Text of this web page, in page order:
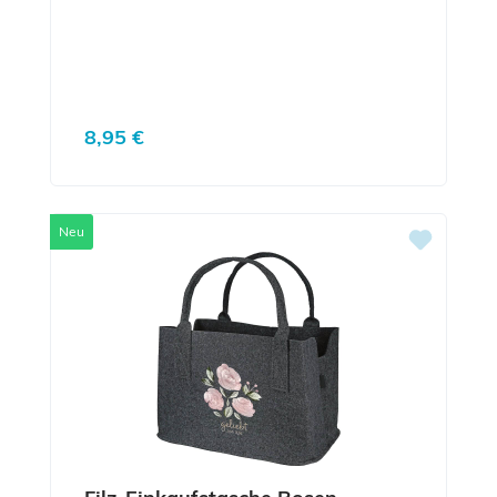
Regulärer Preis:
8,95 €
Neu